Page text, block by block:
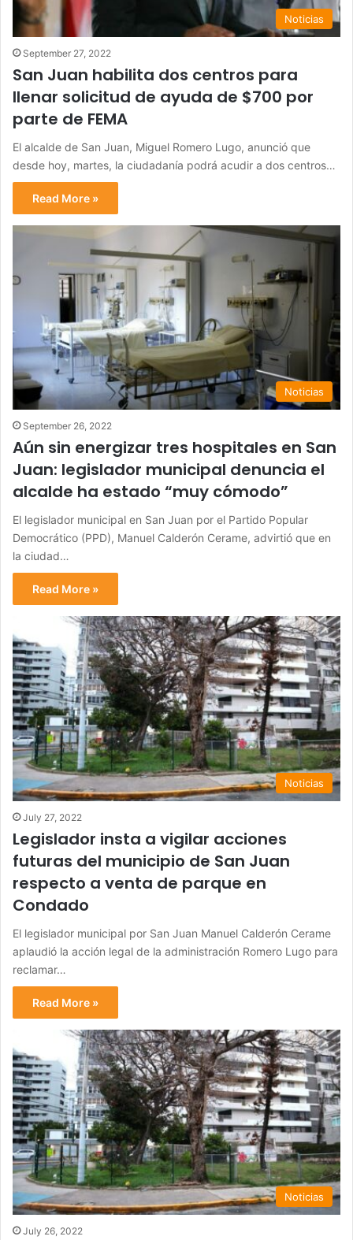
Noticias
September 27, 2022
San Juan habilita dos centros para
llenar solicitud de ayuda de $700 por
parte de FEMA
El alcalde de San Juan, Miguel Romero Lugo, anunció que
desde hoy, martes, la ciudadanía podrá acudir a dos centros…
Read More »
Noticias
September 26, 2022
Aún sin energizar tres hospitales en San
Juan: legislador municipal denuncia el
alcalde ha estado “muy cómodo”
El legislador municipal en San Juan por el Partido Popular
Democrático (PPD), Manuel Calderón Cerame, advirtió que en
la ciudad…
Read More »
Noticias
July 27, 2022
Legislador insta a vigilar acciones
futuras del municipio de San Juan
respecto a venta de parque en
Condado
El legislador municipal por San Juan Manuel Calderón Cerame
aplaudió la acción legal de la administración Romero Lugo para
reclamar…
Read More »
Noticias
July 26, 2022